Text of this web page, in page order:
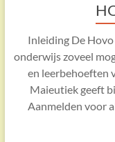
Inleiding De
onderwijs zoveel
en leerbehoeften
Maieutiek geeft
Aanmelden voor